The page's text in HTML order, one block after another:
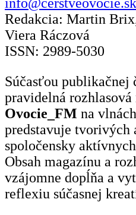
Redakcia: Martin
Viera Ráczová
ISSN: 2989-5030
Súčasťou publikačnej
pravidelná rozhlasová
Ovocie_FM na
predstavuje tvorivých
spoločensky
Obsah magazínu a
vzájomne dopĺňa a
reflexiu súčasnej